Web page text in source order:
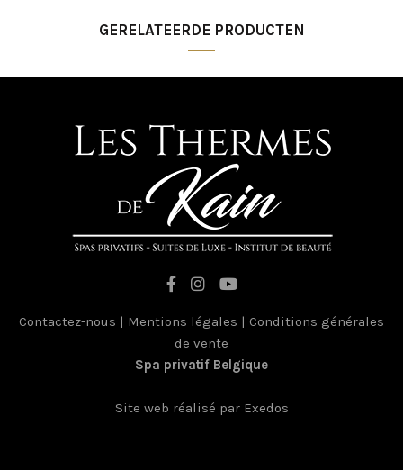
GERELATEERDE PRODUCTEN
Contactez-nous | Mentions légales | Conditions générales
de vente
Spa privatif Belgique
Site web réalisé par Exedos